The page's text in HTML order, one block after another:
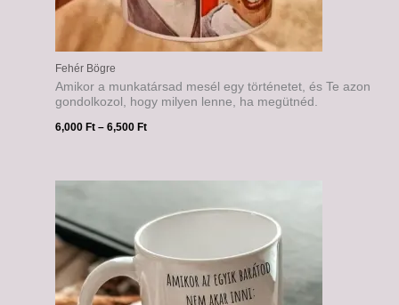
Fehér Bögre
Amikor a munkatársad mesél egy történetet, és Te azon
gondolkozol, hogy milyen lenne, ha megütnéd.
6,000 Ft – 6,500 Ft
6,500 Ft